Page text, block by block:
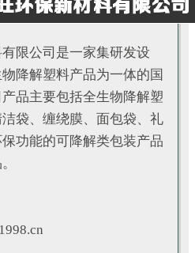
限公司是一家集研发设
降解塑料产品为一体的国
品主要包括全生物降解塑
袋、缠绕膜、面包袋、礼
功能的可降解类包装产品